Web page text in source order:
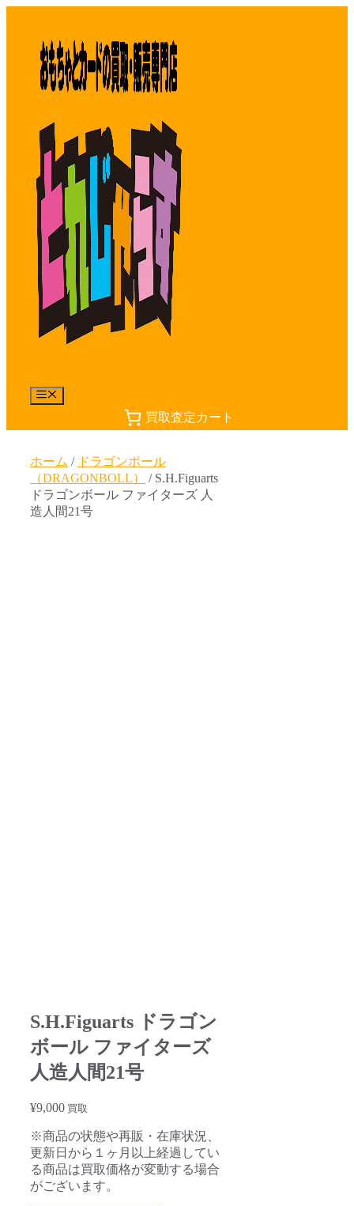
メ
買取査定カート
ホーム / ドラゴンボール
（DRAGONBOLL）
/ S.H.Figuarts
ドラゴンボール ファイターズ 人
造人間21号
S.H.Figuarts ドラゴン
ボール ファイターズ
人造人間21号
¥9,000 買取
※商品の状態や再販・在庫状況、
更新日から１ヶ月以上経過してい
る商品は買取価格が変動する場合
がございます。